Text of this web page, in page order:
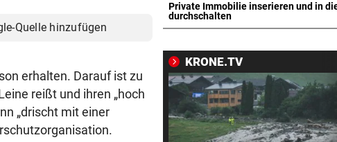
Quelle hinzufügen
erhalten. Darauf ist zu
reißt und ihren „hoch
„drischt mit einer
VON HOF VERSCHWUNDEN
wieder vereint
TROCKEN WIE NIE vor 9
Hitze-Hammer! Wo
Feuerpause haben
Private Immobilie inserieren und in
durchschalten
in neuem Tab öffnen
KRONE.TV